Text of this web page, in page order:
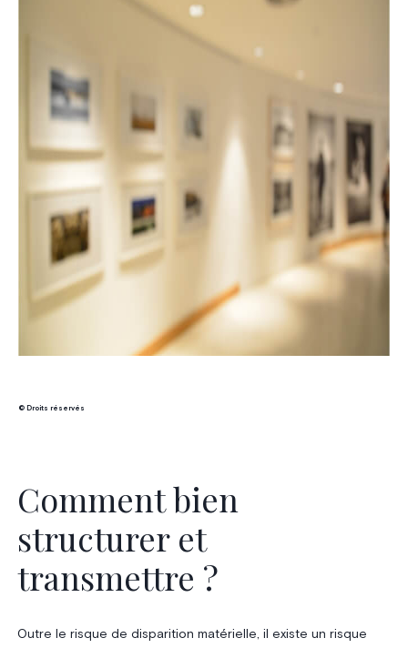
© Droits réservés
Comment bien
structurer et
transmettre ?
Outre le risque de disparition matérielle, il existe un risque